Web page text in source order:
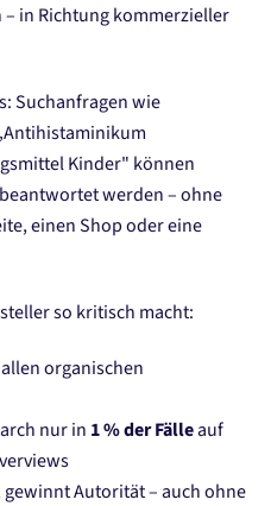
– in Richtung kommerzieller
Suchanfragen wie
Kinder" können
werden – ohne
einen Shop oder eine
so kritisch macht:
organischen
nur in 1 % der Fälleauf
Autorität – auch ohne